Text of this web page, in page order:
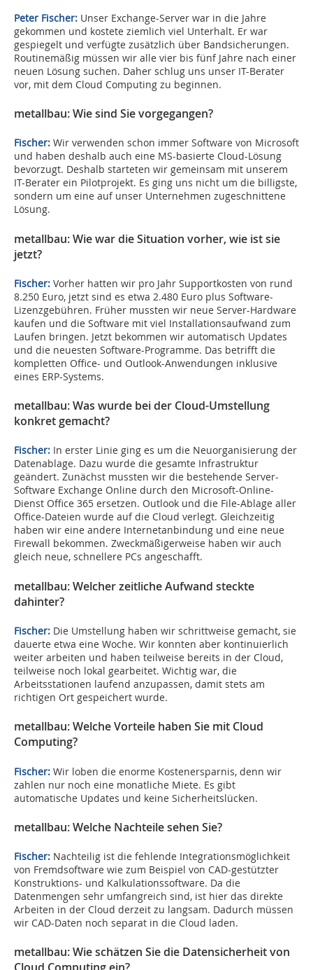
Peter Fischer: Unser Exchange-Server war in die Jahre
gekommen und kostete ziemlich viel Unterhalt. Er war
gespiegelt und verfügte zusätzlich über Bandsicherungen.
Routinemäßig müssen wir alle vier bis fünf Jahre nach einer
neuen Lösung suchen. Daher schlug uns unser IT-Berater
vor, mit dem Cloud Computing zu beginnen.
metallbau: Wie sind Sie vorgegangen?
Fischer: Wir verwenden schon immer Software von Microsoft
und haben deshalb auch eine MS-basierte Cloud-Lösung
bevorzugt. Deshalb starteten wir gemeinsam mit unserem
IT-Berater ein Pilotprojekt. Es ging uns nicht um die billigste,
sondern um eine auf unser Unternehmen zugeschnittene
Lösung.
metallbau: Wie war die Situation vorher, wie ist sie
jetzt?
Fischer: Vorher hatten wir pro Jahr Supportkosten von rund
8.250 Euro, jetzt sind es etwa 2.480 Euro plus Software-
Lizenzgebühren. Früher mussten wir neue Server-Hardware
kaufen und die Software mit viel Installationsaufwand zum
Laufen bringen. Jetzt bekommen wir automatisch Updates
und die neuesten Software-Programme. Das betrifft die
kompletten Office- und Outlook-Anwendungen inklusive
eines ERP-Systems.
metallbau: Was wurde bei der Cloud-Umstellung
konkret gemacht?
Fischer: In erster Linie ging es um die Neuorganisierung der
Datenablage. Dazu wurde die gesamte Infrastruktur
geändert. Zunächst mussten wir die bestehende Server-
Software Exchange Online durch den Microsoft-Online-
Dienst Office 365 ersetzen. Outlook und die File-Ablage aller
Office-Dateien wurde auf die Cloud verlegt. Gleichzeitig
haben wir eine andere Internetanbindung und eine neue
Firewall bekommen. Zweckmäßigerweise haben wir auch
gleich neue, schnellere PCs angeschafft.
metallbau: Welcher zeitliche Aufwand steckte
dahinter?
Fischer: Die Umstellung haben wir schrittweise gemacht, sie
dauerte etwa eine Woche. Wir konnten aber kontinuierlich
weiter arbeiten und haben teilweise bereits in der Cloud,
teilweise noch lokal gearbeitet. Wichtig war, die
Arbeitsstationen laufend anzupassen, damit stets am
richtigen Ort gespeichert wurde.
metallbau: Welche Vorteile haben Sie mit Cloud
Computing?
Fischer: Wir loben die enorme Kostenersparnis, denn wir
zahlen nur noch eine monatliche Miete. Es gibt
automatische Updates und keine Sicherheitslücken.
metallbau: Welche Nachteile sehen Sie?
Fischer: Nachteilig ist die fehlende Integrationsmöglichkeit
von Fremdsoftware wie zum Beispiel von CAD-gestützter
Konstruktions- und Kalkulationssoftware. Da die
Datenmengen sehr umfangreich sind, ist hier das direkte
Arbeiten in der Cloud derzeit zu langsam. Dadurch müssen
wir CAD-Daten noch separat in die Cloud laden.
metallbau: Wie schätzen Sie die Datensicherheit von